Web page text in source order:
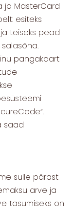
ja MasterCard
esiteks
teiseks pead
pangakaart
saad
sulle pärast
arve ja
tasumiseks on